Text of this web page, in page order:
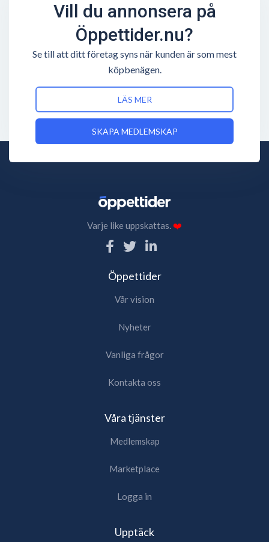
Vill du annonsera på
Öppettider.nu?
Se till att ditt företag syns när kunden är som mest
köpbenägen.
LÄS MER
SKAPA MEDLEMSKAP
Varje like uppskattas.❤️
Öppettider
Vår vision
Nyheter
Vanliga frågor
Kontakta oss
Våra tjänster
Medlemskap
Marketplace
Logga in
Upptäck